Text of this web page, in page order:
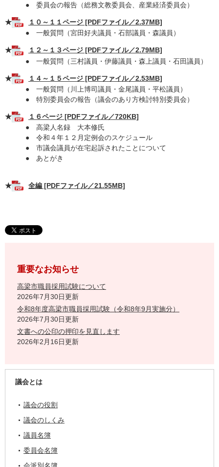
● 委員会の報告（総務文教委員会、産業経済委員会）
★
１０～１１ページ [PDFファイル／2.37MB]
● 一般質問（宮田好夫議員・石部議員・森議員）
★
１２～１３ページ [PDFファイル／2.79MB]
● 一般質問（三村議員・伊藤議員・森上議員・石田議員）
★
１４～１５ページ [PDFファイル／2.53MB]
● 一般質問（川上博司議員・金尾議員・平松議員）
● 特別委員会の報告（議会のあり方検討特別委員会）
★
１６ページ [PDFファイル／720KB]
● 高梁人名録 大本修氏
● 令和４年１２月定例会のスケジュール
● 市議会議員が在宅起訴されたことについて
● あとがき
★ 全編 [PDFファイル／21.55MB]
重要なお知らせ
高梁市職員採用試験について
2026年7月30日更新
令和8年度高梁市職員採用試験（令和8年9月実施分）
2026年7月30日更新
文書への公印の押印を見直します
2026年2月16日更新
議会とは
議会の役割
議会のしくみ
議員名簿
委員会名簿